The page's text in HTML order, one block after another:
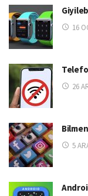
16
26
5